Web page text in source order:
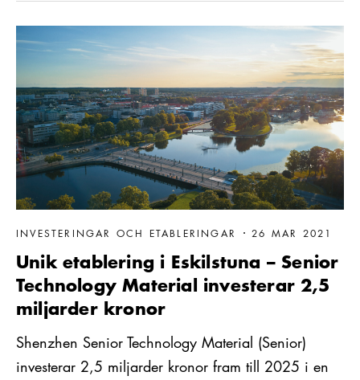
INVESTERINGAR OCH ETABLERINGAR 26 MAR 2021
Unik etablering i Eskilstuna – Senior
Technology Material investerar 2,5
miljarder kronor
Shenzhen Senior Technology Material (Senior)
investerar 2,5 miljarder kronor fram till 2025 i en
Läs mer om Unik etablering i Eskilstuna – Senior Technology